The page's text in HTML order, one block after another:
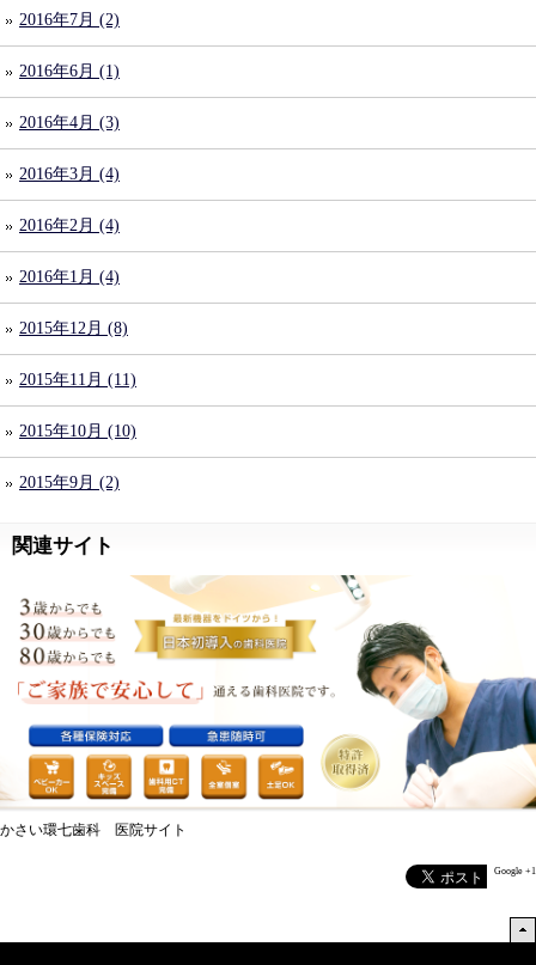
2016年7月 (2)
2016年6月 (1)
2016年4月 (3)
2016年3月 (4)
2016年2月 (4)
2016年1月 (4)
2015年12月 (8)
2015年11月 (11)
2015年10月 (10)
2015年9月 (2)
関連サイト
かさい環七歯科 医院サイト
Google +1